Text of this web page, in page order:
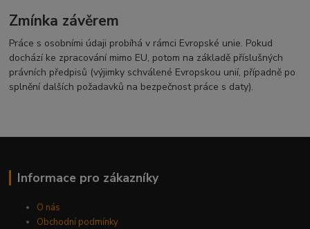
Zmínka závěrem
Práce s osobními údaji probíhá v rámci Evropské unie. Pokud
dochází ke zpracování mimo EU, potom na základě příslušných
právních předpisů (výjimky schválené Evropskou unií, případně po
splnění dalších požadavků na bezpečnost práce s daty).
Informace pro zákazníky
O nás
Obchodní podmínky